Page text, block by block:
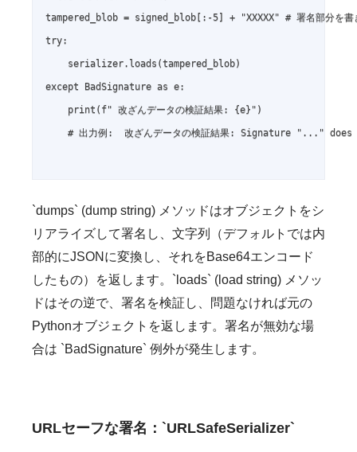
tampered_blob = signed_blob[:-5] + "XXXXX" # 署名部分を書
try:
    serializer.loads(tampered_blob)
except BadSignature as e:
    print(f" 改ざんデータの検証結果: {e}")
# 出力例:  改ざんデータの検証結果: Signature "..."
`dumps` (dump string) メソッドはオブジェクトをシ
リアライズして署名し、文字列（デフォルトでは内
部的にJSONに変換し、それをBase64エンコード
したもの）を返します。`loads` (load string) メソッ
ドはその逆で、署名を検証し、問題なければ元の
Pythonオブジェクトを返します。署名が無効な場
合は `BadSignature` 例外が発生します。
URLセーフな署名：`URLSafeSerializer`